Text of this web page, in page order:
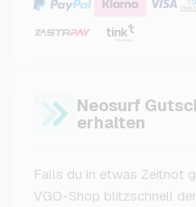
Neosurf
erhalten
Falls du in etwas Zeitnot
VGO-Shop blitzschnell